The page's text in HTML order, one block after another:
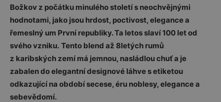
Božkov z počátku minulého století s neochvějnými
hodnotami, jako jsou hrdost, poctivost, elegance a
řemeslný um První republiky. Ta letos slaví 100 let od
svého vzniku. Tento blend až 8letých rumů
z karibských zemí má jemnou, nasládlou chuť a je
zabalen do elegantní designové láhve s etiketou
odkazující na období secese, éru noblesy, elegance a
sebevědomí.